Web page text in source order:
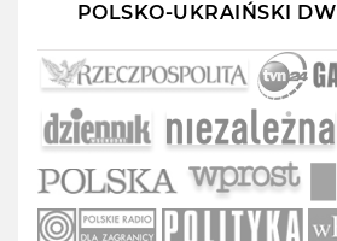
POLSKO-UKRAIŃSKI